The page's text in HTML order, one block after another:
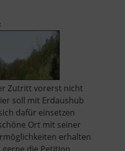
Zutritt vorerst nicht
soll mit Erdaushub
dafür einsetzen
Ort mit seiner
erhalten